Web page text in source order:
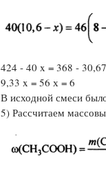
424 - 40 x = 368 -
9,33 x = 56 х = 6
В исходной смеси
5) Рассчитаем